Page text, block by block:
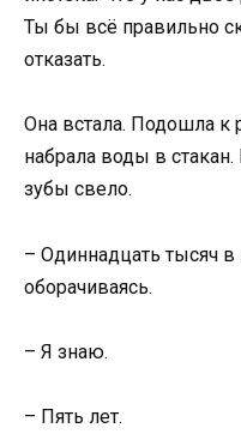
Ты бы всё правильно
отказать.
Она встала. Подошла к
набрала воды в
зубы свело.
– Одиннадцать тысяч в
оборачиваясь.
– Я знаю.
– Пять лет.